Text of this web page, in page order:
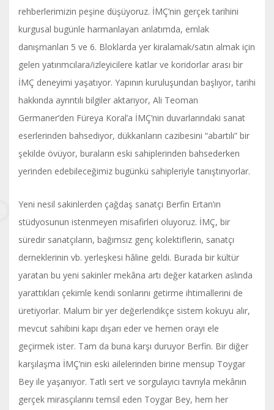
rehberlerimizin peşine düşüyoruz. İMÇ’nin gerçek tarihini
kurgusal bugünle harmanlayan anlatımda, emlak
danışmanları 5 ve 6. Bloklarda yer kiralamak/satın almak için
gelen yatırımcılara/izleyicilere katlar ve koridorlar arası bir
İMÇ deneyimi yaşatıyor. Yapının kuruluşundan başlıyor, tarihi
hakkında ayrıntılı bilgiler aktarıyor, Ali Teoman
Germaner’den Füreya Koral’a İMÇ’nin duvarlarındaki sanat
eserlerinden bahsediyor, dükkanların cazibesini “abartılı” bir
şekilde övüyor, buraların eski sahiplerinden bahsederken
yerinden edebileceğimiz bugünkü sahipleriyle tanıştırıyorlar.
Yeni nesil sakinlerden çağdaş sanatçı Berfin Ertan’ın
stüdyosunun istenmeyen misafirleri oluyoruz. İMÇ, bir
süredir sanatçıların, bağımsız genç kolektiflerin, sanatçı
derneklerinin vb. yerleşkesi hâline geldi. Burada bir kültür
yaratan bu yeni sakinler mekâna artı değer katarken aslında
yarattıkları çekimle kendi sonlarını getirme ihtimallerini de
üretiyorlar. Malum bir yer değerlendikçe sistem kokuyu alır,
mevcut sahibini kapı dışarı eder ve hemen orayı ele
geçirmek ister. Tam da buna karşı duruyor Berfin. Bir diğer
karşılaşma İMÇ’nin eski ailelerinden birine mensup Toygar
Bey ile yaşanıyor. Tatlı sert ve sorgulayıcı tavrıyla mekânın
gerçek mirasçılarını temsil eden Toygar Bey, hem her